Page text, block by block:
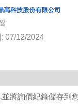
高科技股份有限公司
07/12/2024
將詢價紀錄儲存到